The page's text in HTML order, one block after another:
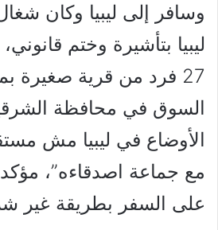
وسافر إلى ليبيا وكان
ليبيا بتأشيرة وختم
27 فرد من قرية صغيرة
السوق في محافظة
الأوضاع في ليبيا مش
مع جماعة اصدقاءه”،
على السفر بطريقة غير